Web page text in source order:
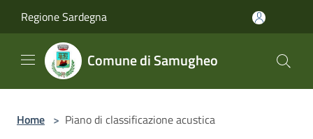
Regione Sardegna
Comune di Samugheo
Home > Piano di classificazione acustica